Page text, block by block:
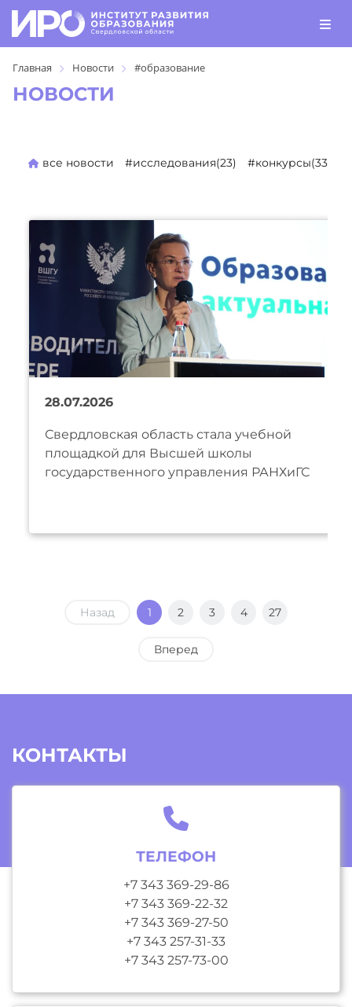
Главная Новости #образование
НОВОСТИ
все новости #исследования(23) #конкурсы(330)
28.07.2026
Свердловская область стала учебной
площадкой для Высшей школы
государственного управления РАНХиГС
Назад 1 2 3 4 27
Вперед
КОНТАКТЫ
ТЕЛЕФОН
+7 343 369-29-86
+7 343 369-22-32
+7 343 369-27-50
+7 343 257-31-33
+7 343 257-73-00